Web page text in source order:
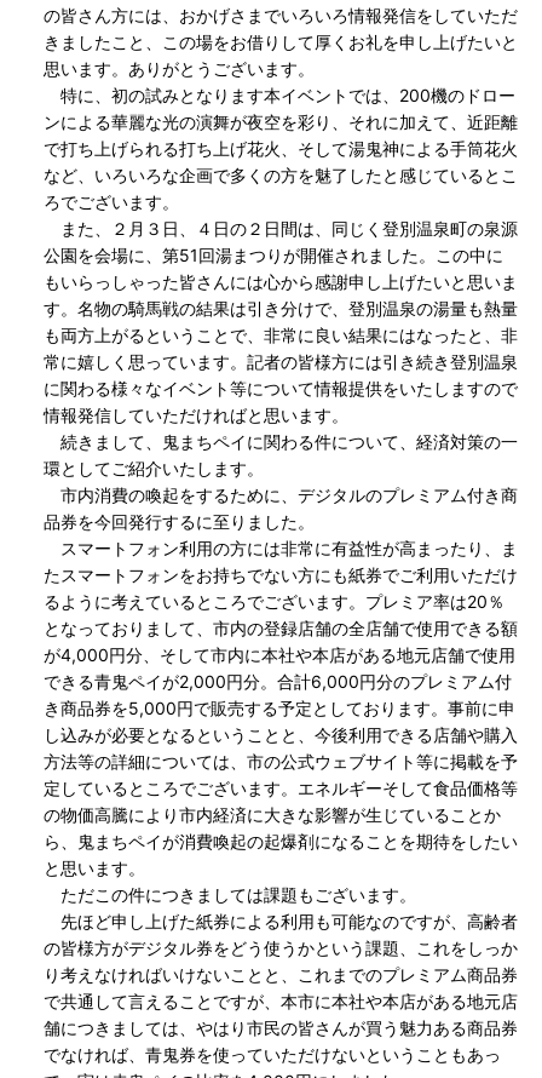
の皆さん方には、おかげさまでいろいろ情報発信をしていただ
きましたこと、この場をお借りして厚くお礼を申し上げたいと
思います。ありがとうございます。
特に、初の試みとなります本イベントでは、200機のドロー
ンによる華麗な光の演舞が夜空を彩り、それに加えて、近距離
で打ち上げられる打ち上げ花火、そして湯鬼神による手筒花火
など、いろいろな企画で多くの方を魅了したと感じているとこ
ろでございます。
また、２月３日、４日の２日間は、同じく登別温泉町の泉源
公園を会場に、第51回湯まつりが開催されました。この中に
もいらっしゃった皆さんには心から感謝申し上げたいと思いま
す。名物の騎馬戦の結果は引き分けで、登別温泉の湯量も熱量
も両方上がるということで、非常に良い結果にはなったと、非
常に嬉しく思っています。記者の皆様方には引き続き登別温泉
に関わる様々なイベント等について情報提供をいたしますので
情報発信していただければと思います。
続きまして、鬼まちペイに関わる件について、経済対策の一
環としてご紹介いたします。
市内消費の喚起をするために、デジタルのプレミアム付き商
品券を今回発行するに至りました。
スマートフォン利用の方には非常に有益性が高まったり、ま
たスマートフォンをお持ちでない方にも紙券でご利用いただけ
るように考えているところでございます。プレミア率は20％
となっておりまして、市内の登録店舗の全店舗で使用できる額
が4,000円分、そして市内に本社や本店がある地元店舗で使用
できる青鬼ペイが2,000円分。合計6,000円分のプレミアム付
き商品券を5,000円で販売する予定としております。事前に申
し込みが必要となるということと、今後利用できる店舗や購入
方法等の詳細については、市の公式ウェブサイト等に掲載を予
定しているところでございます。エネルギーそして食品価格等
の物価高騰により市内経済に大きな影響が生じていることか
ら、鬼まちペイが消費喚起の起爆剤になることを期待をしたい
と思います。
ただこの件につきましては課題もございます。
先ほど申し上げた紙券による利用も可能なのですが、高齢者
の皆様方がデジタル券をどう使うかという課題、これをしっか
り考えなければいけないことと、これまでのプレミアム商品券
で共通して言えることですが、本市に本社や本店がある地元店
舗につきましては、やはり市民の皆さんが買う魅力ある商品券
でなければ、青鬼券を使っていただけないということもあっ